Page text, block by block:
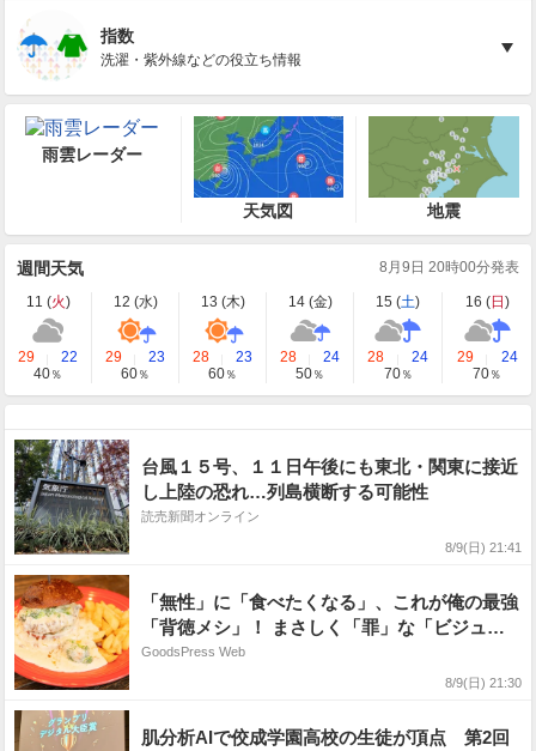
指数
洗濯・紫外線などの役立ち情報
雨雲レーダー
天気図 地震
週間天気 8月9日 20時00分発表
11 (火) 12 (水) 13 (木) 14 (金) 15 (土) 16 (日 )
29
22
40％
29
23
60％
28
23
60％
28
24
50％
28
24
70％
29
24
70％
台風１５号、１１日午後にも東北・関東に接近
し上陸の恐れ…列島横断する可能性
読売新聞オンライン
8/9(日) 21:41
「無性」に「食べたくなる」、これが俺の最強
「背徳メシ」！ まさしく「罪」な「ビジュア
ル」と「味」に溺れてみない？
GoodsPress Web
8/9(日) 21:30
肌分析AIで佼成学園高校の生徒が頂点 第2回